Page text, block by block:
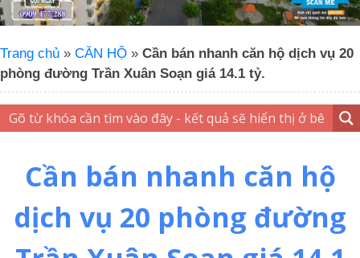
Trang chủ » CĂN HỘ » Cần bán nhanh căn hộ dịch vụ 20
phòng đường Trần Xuân Soạn giá 14.1 tỷ.
Cần bán nhanh căn hộ
dịch vụ 20 phòng đường